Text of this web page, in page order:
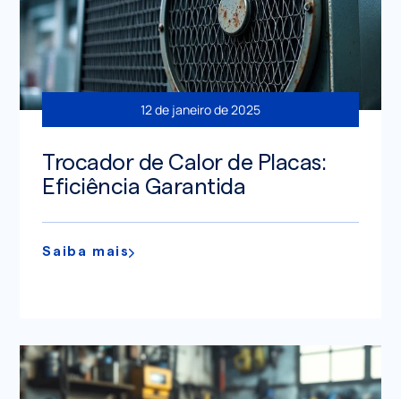
12 de janeiro de 2025
Trocador de Calor de Placas:
Eficiência Garantida
Saiba mais